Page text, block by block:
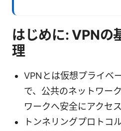
はじめに: VPNの
理
VPNとは仮想プライベ
で、公共のネットワー
ワークへ安全にアクセ
トンネリングプロトコ